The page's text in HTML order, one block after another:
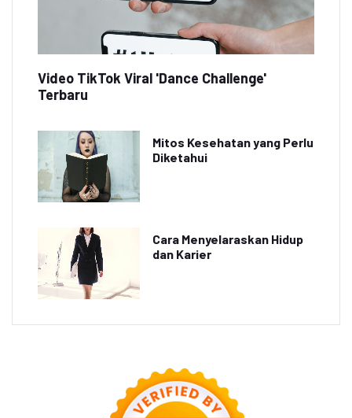
Video TikTok Viral 'Dance Challenge'
Terbaru
Mitos Kesehatan yang Perlu
Diketahui
Cara Menyelaraskan Hidup
dan Karier